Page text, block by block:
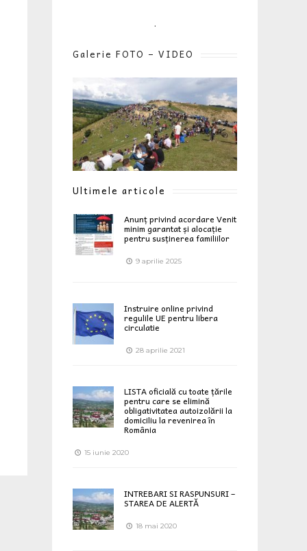
.
Galerie FOTO – VIDEO
Ultimele articole
Anunț privind acordare Venit
minim garantat și alocație
pentru susținerea familiilor
9 aprilie 2025
Instruire online privind
regulile UE pentru libera
circulatie
28 aprilie 2021
LISTA oficială cu toate țările
pentru care se elimină
obligativitatea autoizolării la
domiciliu la revenirea în
România
15 iunie 2020
INTREBARI SI RASPUNSURI –
STAREA DE ALERTĂ
18 mai 2020